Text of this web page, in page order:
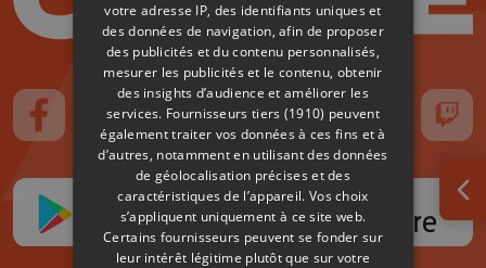
Suivez-nous sur FaceBook
Suivez-nous sur Instagram
Suivez-nous sur TikTok
Suivez-nous sur YouTube
Suivez-nous
votre adresse IP, des identifiants uniques et
des données de navigation, afin de proposer
des publicités et du contenu personnalisés,
mesurer les publicités et le contenu, obtenir
des insights d’audience et améliorer les
services. Fournisseurs tiers (1910) peuvent
également traiter vos données à ces fins et à
d’autres, notamment en utilisant des données
de géolocalisation précises et des
caractéristiques de l’appareil. Vos choix
s’appliquent uniquement à ce site web.
Certains fournisseurs peuvent se fonder sur
leur intérêt légitime plutôt que sur votre